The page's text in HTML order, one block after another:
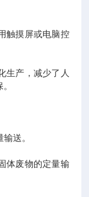
触摸屏或电脑控
生产，减少了人
送。
体废物的定量输